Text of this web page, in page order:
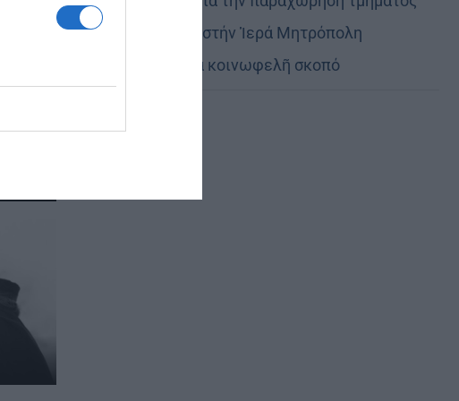
στρατοπέδου στήν Ἱερά Μητρόπολη
Καστορίας γιά κοινωφελῆ σκοπό